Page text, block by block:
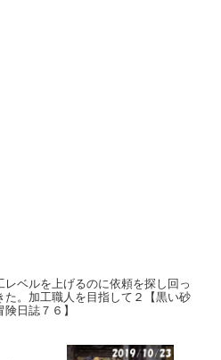
レベルを上げるのに依頼を探し回っ
た。加工職人を目指して２【黒い砂
険日誌７６】